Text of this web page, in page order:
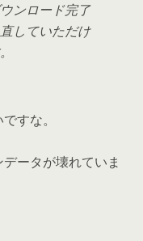
ンロード完了
していただけ
すな。
ータが壊れていま